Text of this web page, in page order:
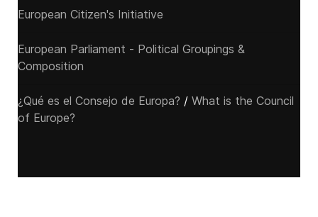
European Citizen's Initiative
European Parliament - Political Groupings &
Composition
¿Qué es el Consejo de Europa? / What is the Council
of Europe?